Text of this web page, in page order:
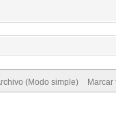
(Modo simple)